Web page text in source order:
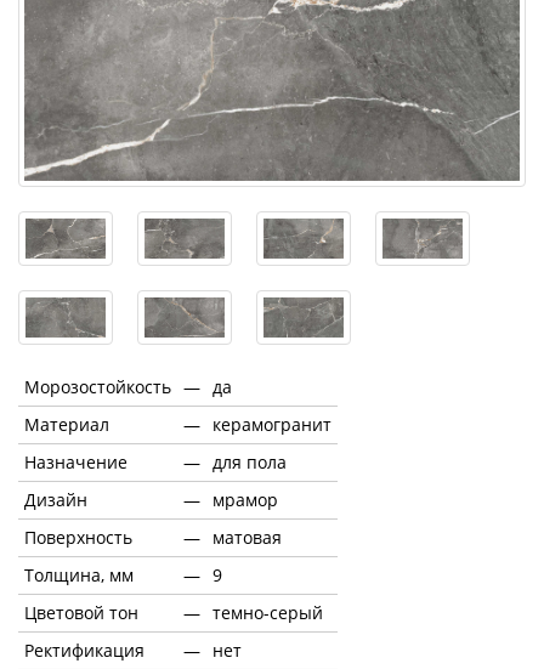
Морозостойкость — да
Материал
— керамогранит
Назначение
— для пола
Дизайн
— мрамор
Поверхность
— матовая
Толщина, мм
— 9
Цветовой тон
— темно-серый
Ректификация
— нет